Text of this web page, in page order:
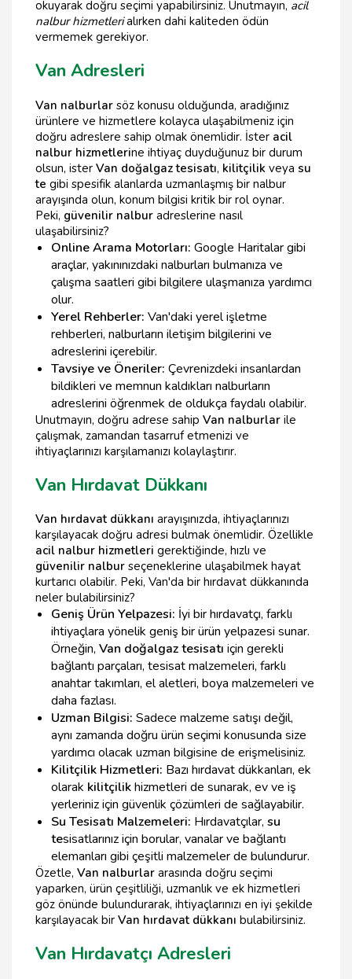
okuyarak doğru seçimi yapabilirsiniz. Unutmayın, acil
nalbur hizmetlerialırken dahi kaliteden ödün
vermemek gerekiyor.
Van Adresleri
Van nalburlar söz konusu olduğunda, aradığınız
ürünlere ve hizmetlere kolayca ulaşabilmeniz için
doğru adreslere sahip olmak önemlidir. İster acil
nalbur hizmetlerine ihtiyaç duyduğunuz bir durum
olsun, ister Van doğalgaz tesisatı, kilitçilik veya su
te gibi spesifik alanlarda uzmanlaşmış bir nalbur
arayışında olun, konum bilgisi kritik bir rol oynar.
Peki, güvenilir nalbur adreslerine nasıl
ulaşabilirsiniz?
Online Arama Motorları: Google Haritalar gibi
araçlar, yakınınızdaki nalburları bulmanıza ve
çalışma saatleri gibi bilgilere ulaşmanıza yardımcı
olur.
Yerel Rehberler: Van'daki yerel işletme
rehberleri, nalburların iletişim bilgilerini ve
adreslerini içerebilir.
Tavsiye ve Öneriler: Çevrenizdeki insanlardan
bildikleri ve memnun kaldıkları nalburların
adreslerini öğrenmek de oldukça faydalı olabilir.
Unutmayın, doğru adrese sahip Van nalburlar ile
çalışmak, zamandan tasarruf etmenizi ve
ihtiyaçlarınızı karşılamanızı kolaylaştırır.
Van Hırdavat Dükkanı
Van hırdavat dükkanı arayışınızda, ihtiyaçlarınızı
karşılayacak doğru adresi bulmak önemlidir. Özellikle
acil nalbur hizmetleri gerektiğinde, hızlı ve
güvenilir nalbur seçeneklerine ulaşabilmek hayat
kurtarıcı olabilir. Peki, Van'da bir hırdavat dükkanında
neler bulabilirsiniz?
Geniş Ürün Yelpazesi: İyi bir hırdavatçı, farklı
ihtiyaçlara yönelik geniş bir ürün yelpazesi sunar.
Örneğin, Van doğalgaz tesisatı için gerekli
bağlantı parçaları, tesisat malzemeleri, farklı
anahtar takımları, el aletleri, boya malzemeleri ve
daha fazlası.
Uzman Bilgisi: Sadece malzeme satışı değil,
aynı zamanda doğru ürün seçimi konusunda size
yardımcı olacak uzman bilgisine de erişmelisiniz.
Kilitçilik Hizmetleri: Bazı hırdavat dükkanları, ek
olarak kilitçilikhizmetleri de sunarak, ev ve iş
yerleriniz için güvenlik çözümleri de sağlayabilir.
Su Tesisatı Malzemeleri: Hırdavatçılar, su
tesisatlarınız için borular, vanalar ve bağlantı
elemanları gibi çeşitli malzemeler de bulundurur.
Özetle, Van nalburlar arasında doğru seçimi
yaparken, ürün çeşitliliği, uzmanlık ve ek hizmetleri
göz önünde bulundurarak, ihtiyaçlarınızı en iyi şekilde
karşılayacak bir Van hırdavat dükkanı bulabilirsiniz.
Van Hırdavatçı Adresleri